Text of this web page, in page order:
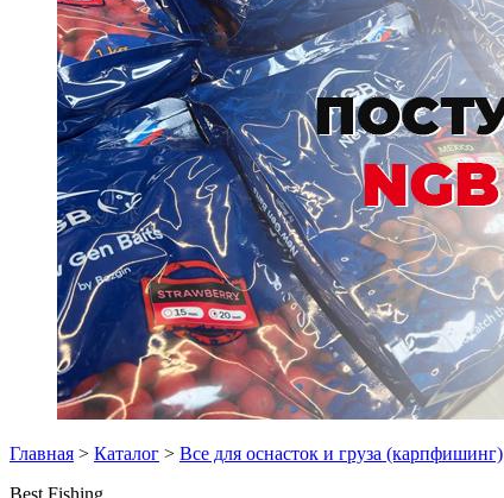
Главная > Каталог > Все для оснасток и груза (карпфишинг)
Best Fishing